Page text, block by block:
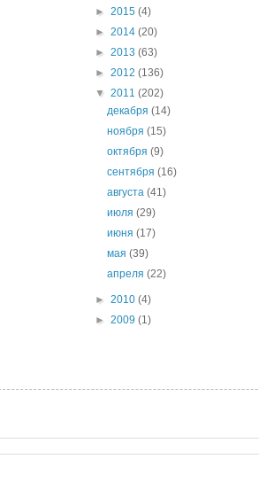
► 2015 (4)
► 2014 (20)
► 2013 (63)
► 2012 (136)
▼ 2011 (202)
декабря(14)
ноября(15)
октября(9)
сентября(16)
августа(41)
июля(29)
июня(17)
мая(39)
апреля(22)
► 2010 (4)
► 2009 (1)